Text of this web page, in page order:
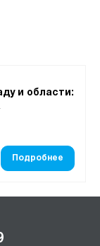
и области:
Подробнее